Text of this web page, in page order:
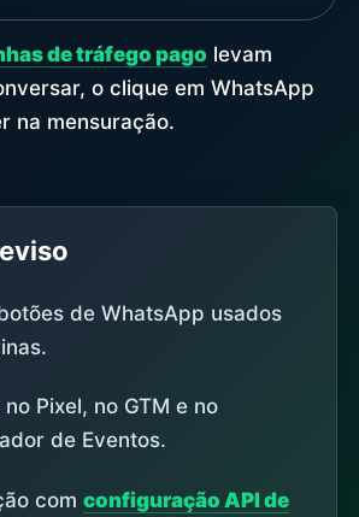
de tráfego pago levam
o clique em WhatsApp
na mensuração.
de WhatsApp usados
no Pixel, no GTM e no
de Eventos.
comconfiguração API de